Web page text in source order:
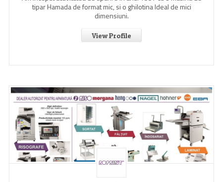
tipar Hamada de format mic, si o ghilotina Ideal de mici
dimensiuni.
View Profile